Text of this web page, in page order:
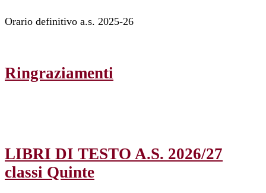
Orario definitivo a.s. 2025-26
Ringraziamenti
LIBRI DI TESTO A.S. 2026/27
classi Quinte